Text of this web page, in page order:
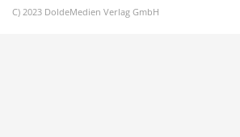
C) 2023 DoldeMedien Verlag GmbH